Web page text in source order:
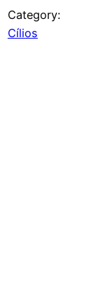
Category:
Cílios